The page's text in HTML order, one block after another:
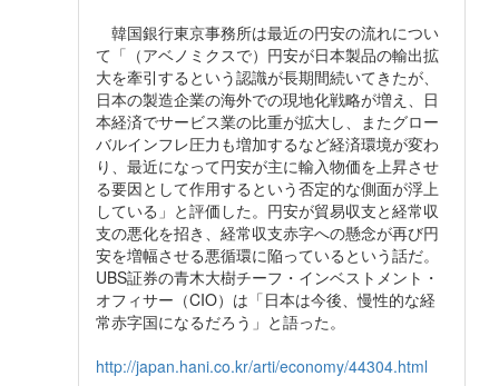
韓国銀行東京事務所は最近の円安の流れについ
て「（アベノミクスで）円安が日本製品の輸出拡
大を牽引するという認識が長期間続いてきたが、
日本の製造企業の海外での現地化戦略が増え、日
本経済でサービス業の比重が拡大し、またグロー
バルインフレ圧力も増加するなど経済環境が変わ
り、最近になって円安が主に輸入物価を上昇させ
る要因として作用するという否定的な側面が浮上
している」と評価した。円安が貿易収支と経常収
支の悪化を招き、経常収支赤字への懸念が再び円
安を増幅させる悪循環に陥っているという話だ。
UBS証券の青木大樹チーフ・インベストメント・
オフィサー（CIO）は「日本は今後、慢性的な経
常赤字国になるだろう」と語った。
http://japan.hani.co.kr/arti/economy/44304.html